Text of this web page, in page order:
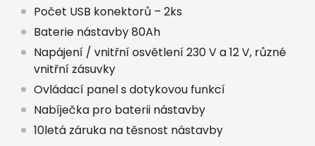
Počet USB konektorů – 2ks
Baterie nástavby 80Ah
Napájení / vnitřní osvětlení 230 V a 12 V, různé
vnitřní zásuvky
Ovládací panel s dotykovou funkcí
Nabíječka pro baterii nástavby
10letá záruka na těsnost nástavby